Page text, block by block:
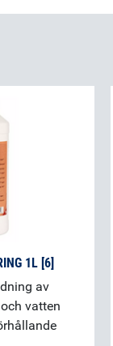
1L [6]
av
vatten